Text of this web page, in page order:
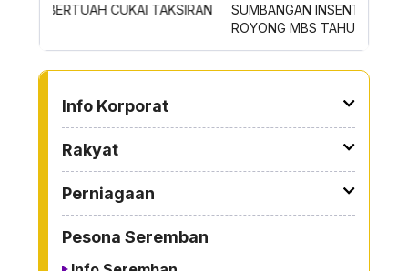
SUMBANGAN INSENTIF AKTIVITI GOTONG-
Info Korporat
Rakyat
Perniagaan
Pesona Seremban